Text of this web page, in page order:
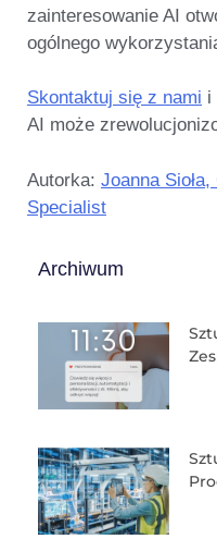
zainteresowanie AI
ogólnego
Skontaktuj się z nami i
AI może
Autorka: Joanna
Specialist
Archiwum